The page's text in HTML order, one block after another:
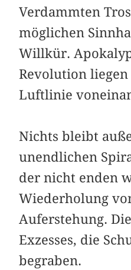
Verdammten
möglichen
Willkür.
Revolution
Luftlinie
Nichts bleibt
unendlichen
der nicht enden
Wiederholung
Auferstehung.
Exzesses, die
begraben.